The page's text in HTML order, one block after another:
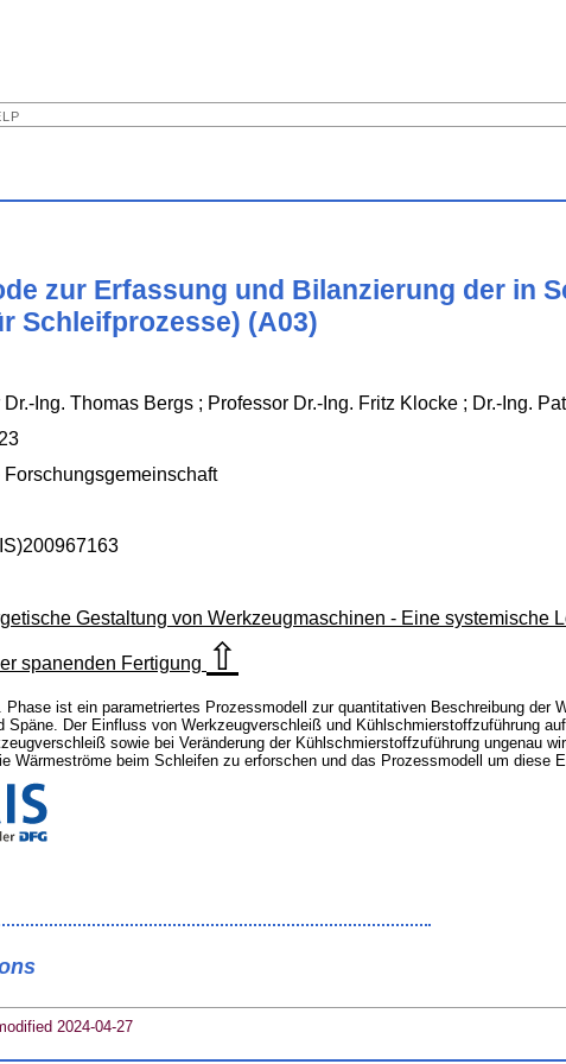
zur Erfassung und Bilanzierung der in
Schleifprozesse) (A03)
Dr.-Ing. Thomas Bergs ; Professor Dr.-Ing. Fritz Klocke ; Dr.-Ing.
Forschungsgemeinschaft
Gestaltung von Werkzeugmaschinen - Eine systemische
spanenden Fertigung ⇧
Phase ist ein parametriertes Prozessmodell zur quantitativen Beschreibung
Der Einfluss von Werkzeugverschleiß und Kühlschmierstoffzuführung
sowie bei Veränderung der Kühlschmierstoffzuführung ungenau
Wärmeströme beim Schleifen zu erforschen und das Prozessmodell um diese
2024-04-27